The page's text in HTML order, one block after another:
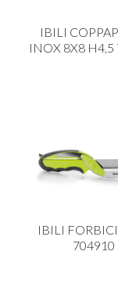
IBILI
INOX 8X8 H4,5
IBILI
704910